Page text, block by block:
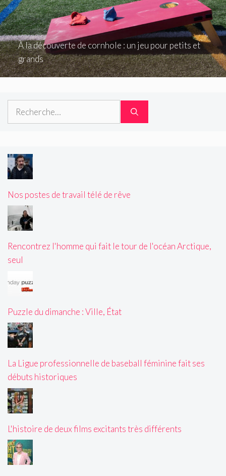
À la découverte de cornhole : un jeu pour petits et
grands
Rechercher :
Nos postes de travail télé de rêve
Rencontrez l'homme qui fait le tour de l'océan Arctique,
seul
Puzzle du dimanche : Ville, État
La Ligue professionnelle de baseball féminine fait ses
débuts historiques
L'histoire de deux films excitants très différents